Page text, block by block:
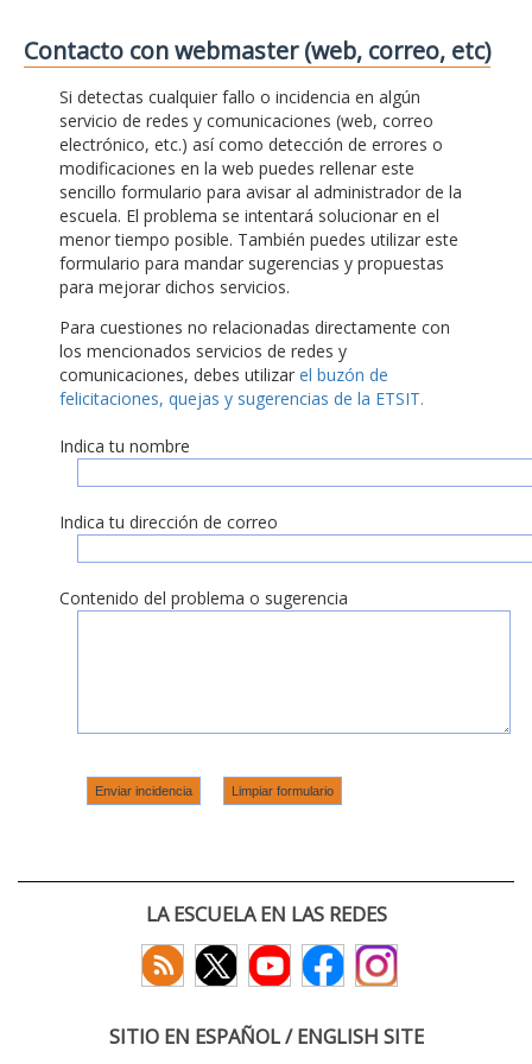
Contacto con webmaster (web, correo, etc)
Si detectas cualquier fallo o incidencia en algún
servicio de redes y comunicaciones (web, correo
electrónico, etc.) así como detección de errores o
modificaciones en la web puedes rellenar este
sencillo formulario para avisar al administrador de la
escuela. El problema se intentará solucionar en el
menor tiempo posible. También puedes utilizar este
formulario para mandar sugerencias y propuestas
para mejorar dichos servicios.
Para cuestiones no relacionadas directamente con
los mencionados servicios de redes y
comunicaciones, debes utilizar el buzón de
felicitaciones, quejas y sugerencias de la ETSIT.
Indica tu nombre
Indica tu dirección de correo
Contenido del problema o sugerencia
LA ESCUELA EN LAS REDES
SITIO EN ESPAÑOL / ENGLISH SITE